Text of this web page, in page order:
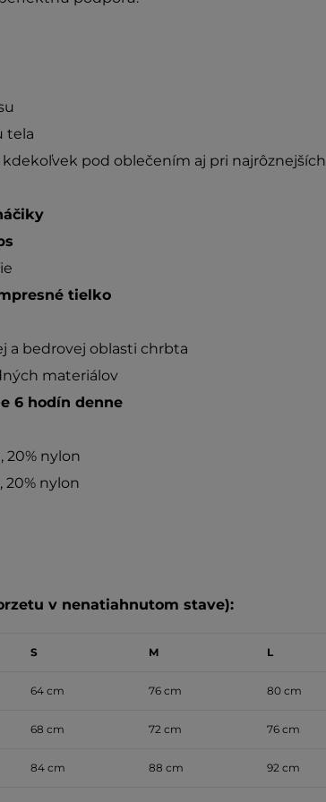
tela
pod oblečením aj pri najrôznejších
tielko
a bedrovej oblasti chrbta
materiálov
6 hodín denne
20% nylon
20% nylon
v nenatiahnutom stave):
S M L
64 cm 76 cm 80 cm
68 cm 72 cm 76 cm
84 cm 88 cm 92 cm